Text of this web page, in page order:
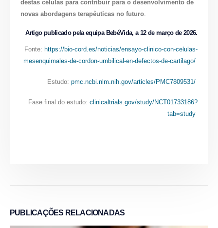
destas células para contribuir para o desenvolvimento de
novas abordagens terapêuticas no futuro.
Artigo publicado pela equipa BebéVida, a 12 de março de 2026.
Fonte: https://bio-cord.es/noticias/ensayo-clinico-con-celulas-
mesenquimales-de-cordon-umbilical-en-defectos-de-cartilago/
Estudo: pmc.ncbi.nlm.nih.gov/articles/PMC7809531/
Fase final do estudo: clinicaltrials.gov/study/NCT01733186?
tab=study
PUBLICAÇÕES RELACIONADAS